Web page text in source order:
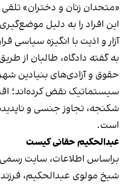
«متحدان زنان و دختران» تلقی
این افراد را به دلیل
آزار و اذیت با انگیزه سیاسی
به گفته دادگاه، طالبان از
حقوق و آزادی‌های بنیادین
سیستماتیک نقض کرده‌اند؛
شکنجه، تجاوز جنسی و
است.
عبدالحکیم حقانی کیست
براساس اطلاعات،‌ سایت رسمی